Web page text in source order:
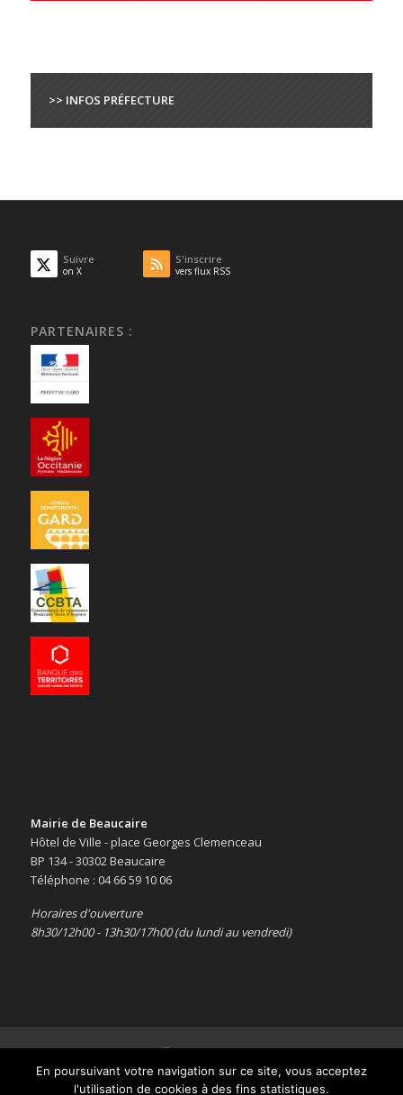
>> INFOS PRÉFECTURE
Suivre
on X
S'inscrire
vers flux RSS
PARTENAIRES :
Mairie de Beaucaire
Hôtel de Ville - place Georges Clemenceau
BP 134 - 30302 Beaucaire
Téléphone : 04 66 59 10 06
Horaires d'ouverture
8h30/12h00 - 13h30/17h00 (du lundi au vendredi)
Copyright © 2016 -Le site officiel de la ville de Beaucaire-Mentions
légales
En poursuivant votre navigation sur ce site, vous acceptez
l'utilisation de cookies à des fins statistiques.